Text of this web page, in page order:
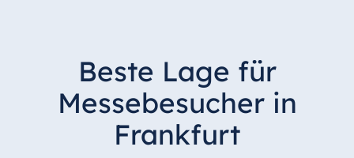
Beste Lage für
Messebesucher in
Frankfurt